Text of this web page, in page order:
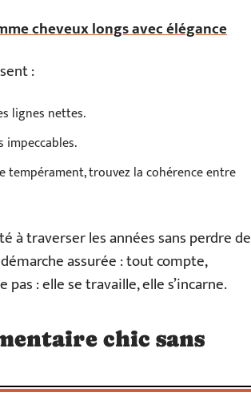
cheveux longs avec élégance
:
lignes nettes.
impeccables.
tempérament, trouvez la cohérence entre
à traverser les années sans perdre de
assurée : tout compte,
: elle se travaille, elle s’incarne.
chic sans